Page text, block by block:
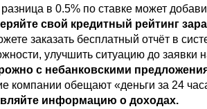
в 0.5% по ставке может
свой кредитный рейтинг
заказать бесплатный отчёт в
улучшить ситуацию до заявки
с небанковскими
компании обещают «деньги за 24
информацию о доходах.